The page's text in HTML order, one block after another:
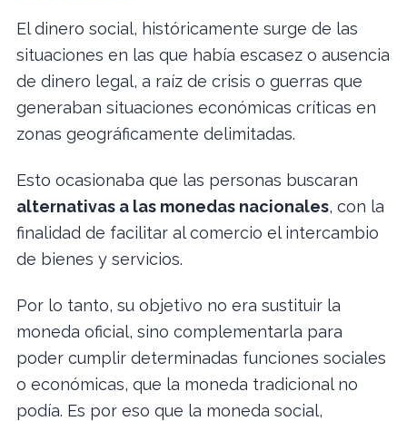
El dinero social, históricamente surge de las
situaciones en las que había escasez o ausencia
de dinero legal, a raíz de crisis o guerras que
generaban situaciones económicas críticas en
zonas geográficamente delimitadas.
Esto ocasionaba que las personas buscaran
alternativas a las monedas nacionales, con la
finalidad de facilitar al comercio el intercambio
de bienes y servicios.
Por lo tanto, su objetivo no era sustituir la
moneda oficial, sino complementarla para
poder cumplir determinadas funciones sociales
o económicas, que la moneda tradicional no
podía. Es por eso que la moneda social,